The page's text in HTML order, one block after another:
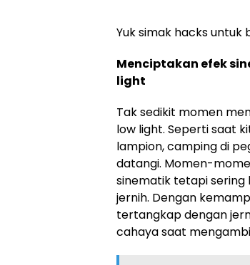
Yuk simak hacks untuk
Menciptakan efek
light
Tak sedikit momen
low light. Seperti saat
lampion, camping di
datangi. Momen-
sinematik tetapi sering
jernih. Dengan
tertangkap dengan
cahaya saat